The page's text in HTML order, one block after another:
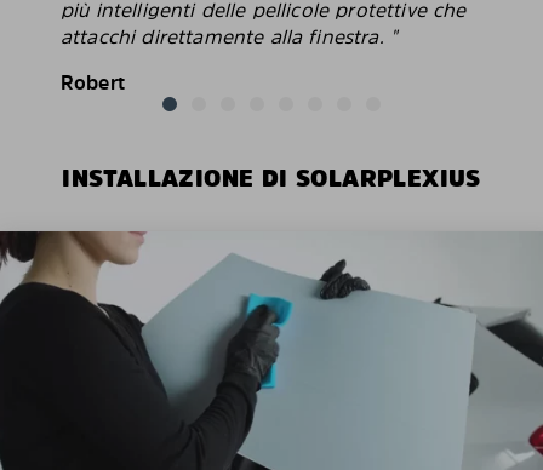
più intelligenti delle pellicole protettive che
attacchi direttamente alla finestra. "
Robert
INSTALLAZIONE DI SOLARPLEXIUS